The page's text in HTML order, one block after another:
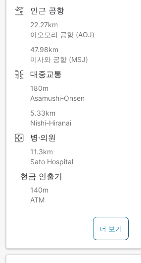
인근 공항
22.27km
아오모리 공항 (AOJ)
47.98km
미사와 공항 (MSJ)
대중교통
180m
Asamushi-Onsen
5.33km
Nishi-Hiranai
병·의원
11.3km
Sato Hospital
현금 인출기
140m
ATM
더 보기